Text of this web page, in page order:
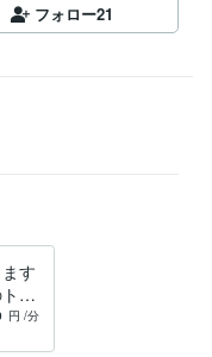
フォロー21
す
リ
円 /分